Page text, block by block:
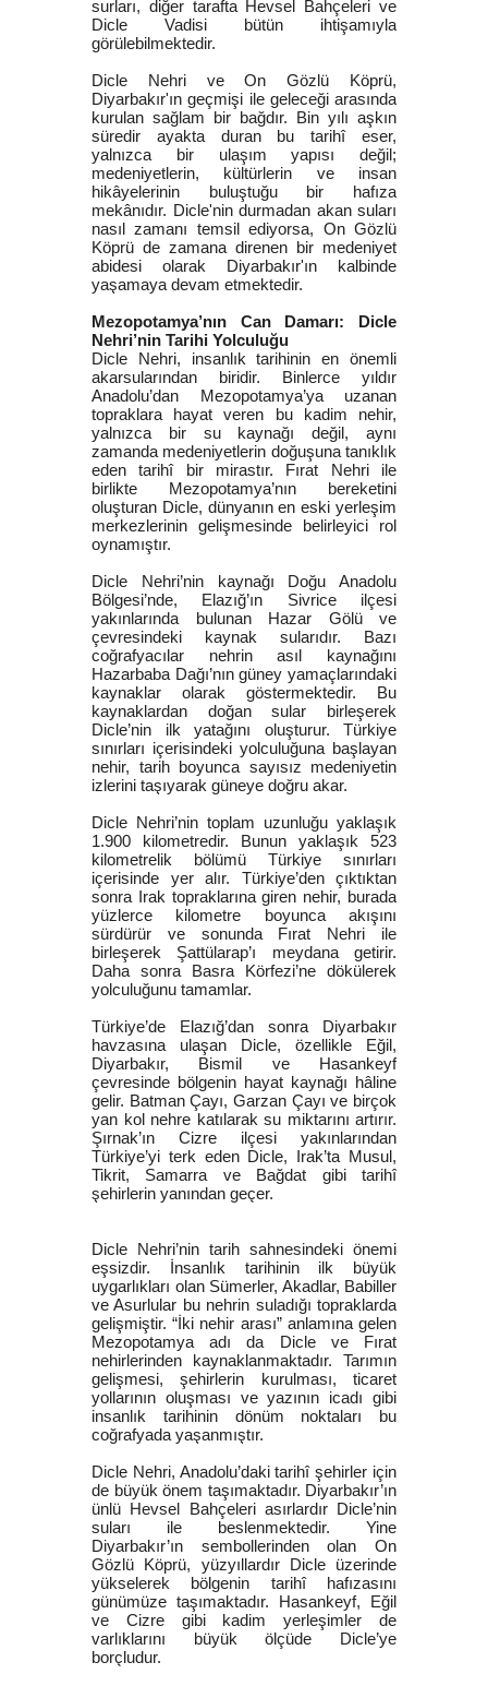
surları, diğer tarafta Hevsel Bahçeleri ve
Dicle Vadisi bütün ihtişamıyla
görülebilmektedir.
Dicle Nehri ve On Gözlü Köprü,
Diyarbakır'ın geçmişi ile geleceği arasında
kurulan sağlam bir bağdır. Bin yılı aşkın
süredir ayakta duran bu tarihî eser,
yalnızca bir ulaşım yapısı değil;
medeniyetlerin, kültürlerin ve insan
hikâyelerinin buluştuğu bir hafıza
mekânıdır. Dicle'nin durmadan akan suları
nasıl zamanı temsil ediyorsa, On Gözlü
Köprü de zamana direnen bir medeniyet
abidesi olarak Diyarbakır'ın kalbinde
yaşamaya devam etmektedir.
Mezopotamya’nın Can Damarı: Dicle
Nehri’nin Tarihi Yolculuğu
Dicle Nehri, insanlık tarihinin en önemli
akarsularından biridir. Binlerce yıldır
Anadolu’dan Mezopotamya’ya uzanan
topraklara hayat veren bu kadim nehir,
yalnızca bir su kaynağı değil, aynı
zamanda medeniyetlerin doğuşuna tanıklık
eden tarihî bir mirastır. Fırat Nehri ile
birlikte Mezopotamya’nın bereketini
oluşturan Dicle, dünyanın en eski yerleşim
merkezlerinin gelişmesinde belirleyici rol
oynamıştır.
Dicle Nehri’nin kaynağı Doğu Anadolu
Bölgesi’nde, Elazığ’ın Sivrice ilçesi
yakınlarında bulunan Hazar Gölü ve
çevresindeki kaynak sularıdır. Bazı
coğrafyacılar nehrin asıl kaynağını
Hazarbaba Dağı’nın güney yamaçlarındaki
kaynaklar olarak göstermektedir. Bu
kaynaklardan doğan sular birleşerek
Dicle’nin ilk yatağını oluşturur. Türkiye
sınırları içerisindeki yolculuğuna başlayan
nehir, tarih boyunca sayısız medeniyetin
izlerini taşıyarak güneye doğru akar.
Dicle Nehri’nin toplam uzunluğu yaklaşık
1.900 kilometredir. Bunun yaklaşık 523
kilometrelik bölümü Türkiye sınırları
içerisinde yer alır. Türkiye’den çıktıktan
sonra Irak topraklarına giren nehir, burada
yüzlerce kilometre boyunca akışını
sürdürür ve sonunda Fırat Nehri ile
birleşerek Şattülarap’ı meydana getirir.
Daha sonra Basra Körfezi’ne dökülerek
yolculuğunu tamamlar.
Türkiye’de Elazığ’dan sonra Diyarbakır
havzasına ulaşan Dicle, özellikle Eğil,
Diyarbakır, Bismil ve Hasankeyf
çevresinde bölgenin hayat kaynağı hâline
gelir. Batman Çayı, Garzan Çayı ve birçok
yan kol nehre katılarak su miktarını artırır.
Şırnak’ın Cizre ilçesi yakınlarından
Türkiye’yi terk eden Dicle, Irak’ta Musul,
Tikrit, Samarra ve Bağdat gibi tarihî
şehirlerin yanından geçer.
Dicle Nehri’nin tarih sahnesindeki önemi
eşsizdir. İnsanlık tarihinin ilk büyük
uygarlıkları olan Sümerler, Akadlar, Babiller
ve Asurlular bu nehrin suladığı topraklarda
gelişmiştir. “İki nehir arası” anlamına gelen
Mezopotamya adı da Dicle ve Fırat
nehirlerinden kaynaklanmaktadır. Tarımın
gelişmesi, şehirlerin kurulması, ticaret
yollarının oluşması ve yazının icadı gibi
insanlık tarihinin dönüm noktaları bu
coğrafyada yaşanmıştır.
Dicle Nehri, Anadolu’daki tarihî şehirler için
de büyük önem taşımaktadır. Diyarbakır’ın
ünlü Hevsel Bahçeleri asırlardır Dicle’nin
suları ile beslenmektedir. Yine
Diyarbakır’ın sembollerinden olan On
Gözlü Köprü, yüzyıllardır Dicle üzerinde
yükselerek bölgenin tarihî hafızasını
günümüze taşımaktadır. Hasankeyf, Eğil
ve Cizre gibi kadim yerleşimler de
varlıklarını büyük ölçüde Dicle’ye
borçludur.